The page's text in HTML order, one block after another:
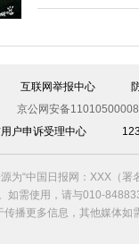
互联网举报中心
京公网安备
户申诉受理中心
为“中国日报网：XXX（
如需使用，请与010-
传播更多信息，其他媒体